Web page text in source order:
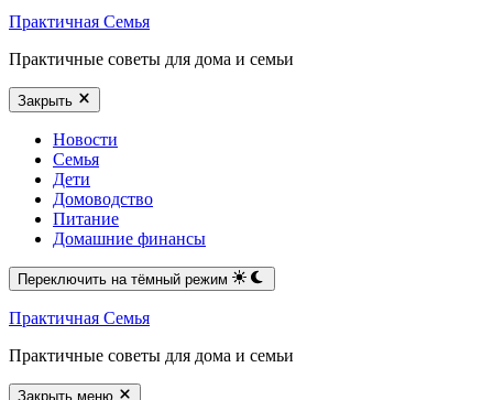
Практичная Семья
Практичные советы для дома и семьи
Закрыть
Новости
Семья
Дети
Домоводство
Питание
Домашние финансы
Переключить на тёмный режим
Практичная Семья
Практичные советы для дома и семьи
Закрыть меню